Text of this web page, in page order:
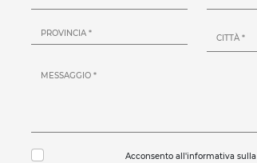
Acconsento all'informativa sulla